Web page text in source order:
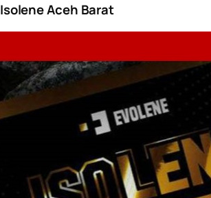
Isolene Aceh Barat